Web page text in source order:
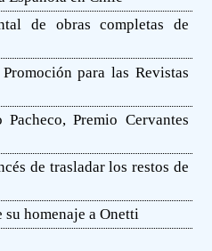
de obras completas de
para las Revistas
Premio Cervantes
de trasladar los restos de
homenaje a Onetti